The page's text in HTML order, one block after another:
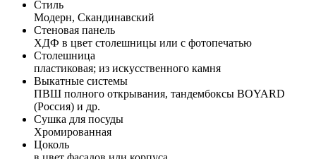
Стиль
Модерн, Скандинавский
Стеновая панель
ХДФ в цвет столешницы или с фотопечатью
Столешница
пластиковая; из искусственного камня
Выкатные системы
ПВШ полного открывания, тандембоксы BOYARD
(Россия) и др.
Сушка для посуды
Хромированная
Цоколь